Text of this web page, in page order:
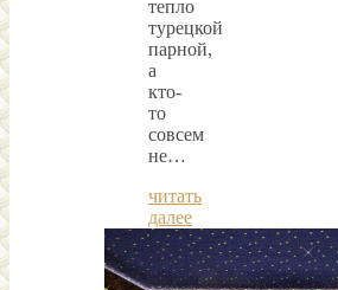
тепло
турецкой
парной,
а
кто-
то
совсем
не…
читать
далее